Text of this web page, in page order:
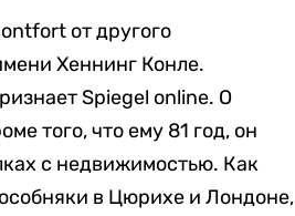
от другого
Хеннинг Конле.
Spiegel online. О
того, что ему 81 год, он
с недвижимостью. Как
в Цюрихе и Лондоне,